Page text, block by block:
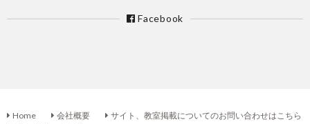
Facebook
Home 会社概要
サイト、教室掲載についてのお問い合わせはこちら